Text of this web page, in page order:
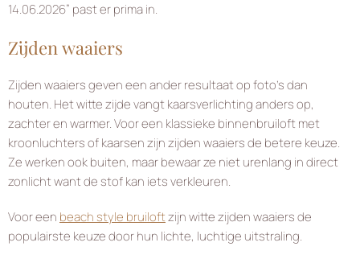
14.06.2026” past er prima in.
Zijden waaiers
Zijden waaiers geven een ander resultaat op foto’s dan
houten. Het witte zijde vangt kaarsverlichting anders op,
zachter en warmer. Voor een klassieke binnenbruiloft met
kroonluchters of kaarsen zijn zijden waaiers de betere keuze.
Ze werken ook buiten, maar bewaar ze niet urenlang in direct
zonlicht want de stof kan iets verkleuren.
Voor een beach style bruiloftzijn witte zijden waaiers de
populairste keuze door hun lichte, luchtige uitstraling.